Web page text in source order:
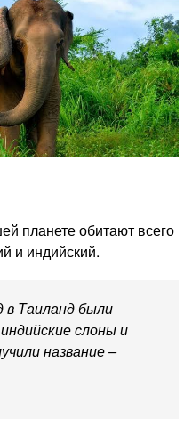
планете обитают всего
и индийский.
в Таиланд были
слоны и
название –